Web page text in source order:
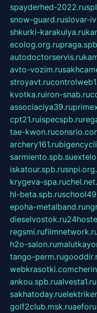
spayderhed-2022.ru
snow-guard.ruslovar-
shkurki-karakulya.ru
ecolog.org.ru
autodoctorservis.ru
avto-vozim.ru
stroyavt.ru
kvotka.ruiron-snab.ru
associaciya39.ru
cpt21.ruispecspb.ru
tae-kwon.ru
archery161.ru
sarmiento.spb.su
iskatour.spb.ru
krygeva-spa.ru
hl-beta.spb.ru
epoha-metalband.ru
dieselvostok.ru
regsmi.ru
h2o-salon.ru
tango-perm.ru
webkrasotki.com
ankou.spb.rualvesta1.ru
sakhatoday.ru
golf2club.msk.ru